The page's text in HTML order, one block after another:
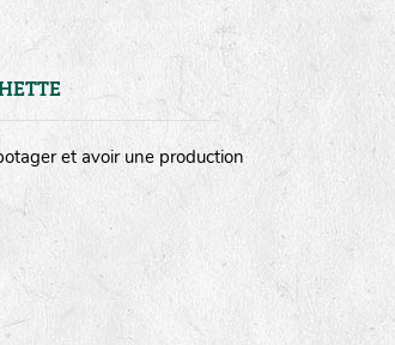
et avoir une production